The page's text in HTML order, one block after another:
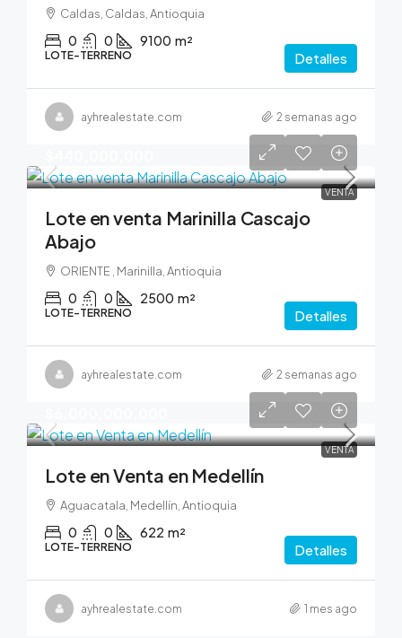
Caldas, Caldas, Antioquia
0 0 9100 m²
LOTE-TERRENO Detalles
ayhrealestate.com 2 semanas ago
VENTA
Lote en venta Marinilla Cascajo
Abajo
ORIENTE , Marinilla, Antioquia
0 0 2500 m²
LOTE-TERRENO Detalles
ayhrealestate.com 2 semanas ago
VENTA
Lote en Venta en Medellín
Aguacatala, Medellín, Antioquia
0 0 622 m²
LOTE-TERRENO Detalles
ayhrealestate.com 1 mes ago